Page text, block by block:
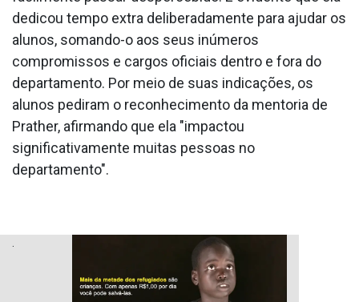
dedicou tempo extra deliberadamente para ajudar os
alunos, somando-o aos seus inúmeros
compromissos e cargos oficiais dentro e fora do
departamento. Por meio de suas indicações, os
alunos pediram o reconhecimento da mentoria de
Prather, afirmando que ela "impactou
significativamente muitas pessoas no
departamento".
.